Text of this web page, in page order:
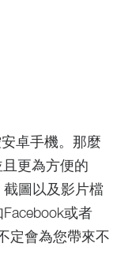
卓手機。那麼
更為方便的
圖以及影片檔
或者
定會為您帶來不